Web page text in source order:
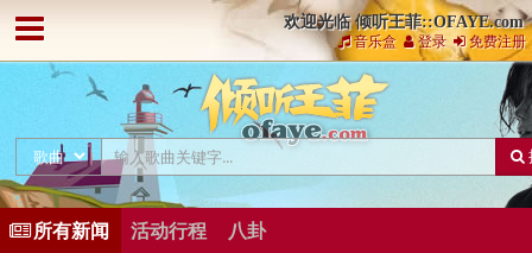
欢迎光临 倾听王菲::OFAYE.com
音乐盒 登录 免费注册
所有新闻 活动行程 八卦